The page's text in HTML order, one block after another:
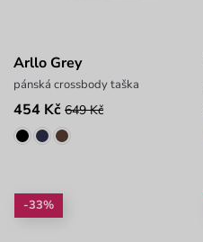
Arllo Grey
pánská crossbody taška
454 Kč 649 Kč
-33%